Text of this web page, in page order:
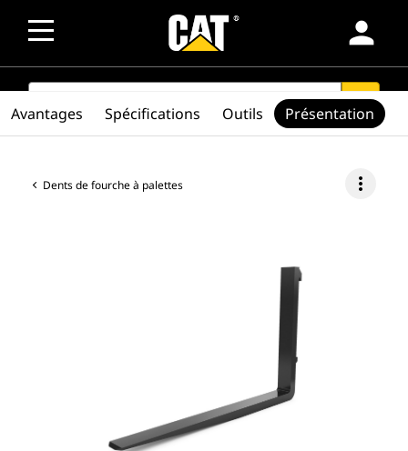
person
SEARCH search
Dents de fourche à palettes more_vert
Avantages Spécifications Outils Présentation